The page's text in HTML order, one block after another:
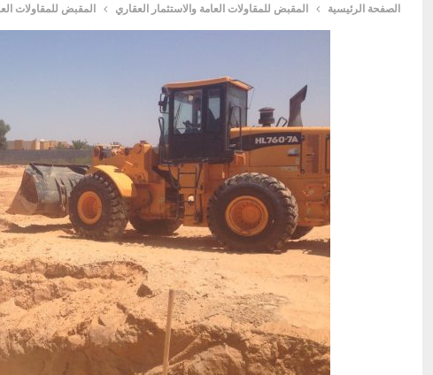
الصفحة الرئيسية المقبض للمقاولات العامة والاستثمار العقاري المقبض للمقاولات